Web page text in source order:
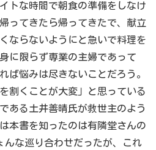
トな時間で朝食の準備をしなけ
ってきたら帰ってきたで、献立
ならないようにと急いで料理を
に限らず専業の主婦であって
ば悩みは尽きないことだろう。
割くことが大変」と思っている
ある土井善晴氏が救世主のよう
本書を知ったのは有隣堂さんの
んな巡り合わせだったが、これ